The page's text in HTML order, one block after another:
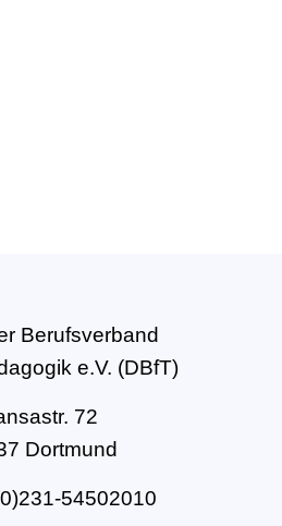
Berufsverband
e.V. (DBfT)
72
Dortmund
54502010